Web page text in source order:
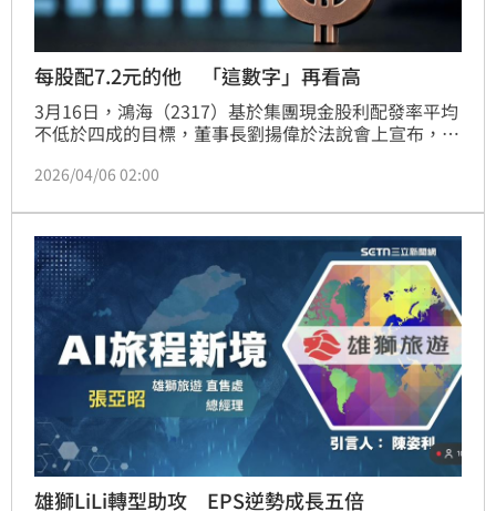
每股配7.2元的他 「這數字」再看高
3月16日，鴻海（2317）基於集團現金股利配發率平均
不低於四成的目標，董事長劉揚偉於法說會上宣布，今
提高，配發率達到52.9%，創下自1991年上市掛牌以來
2026/04/06 02:00
雄獅LiLi轉型助攻 EPS逆勢成長五倍